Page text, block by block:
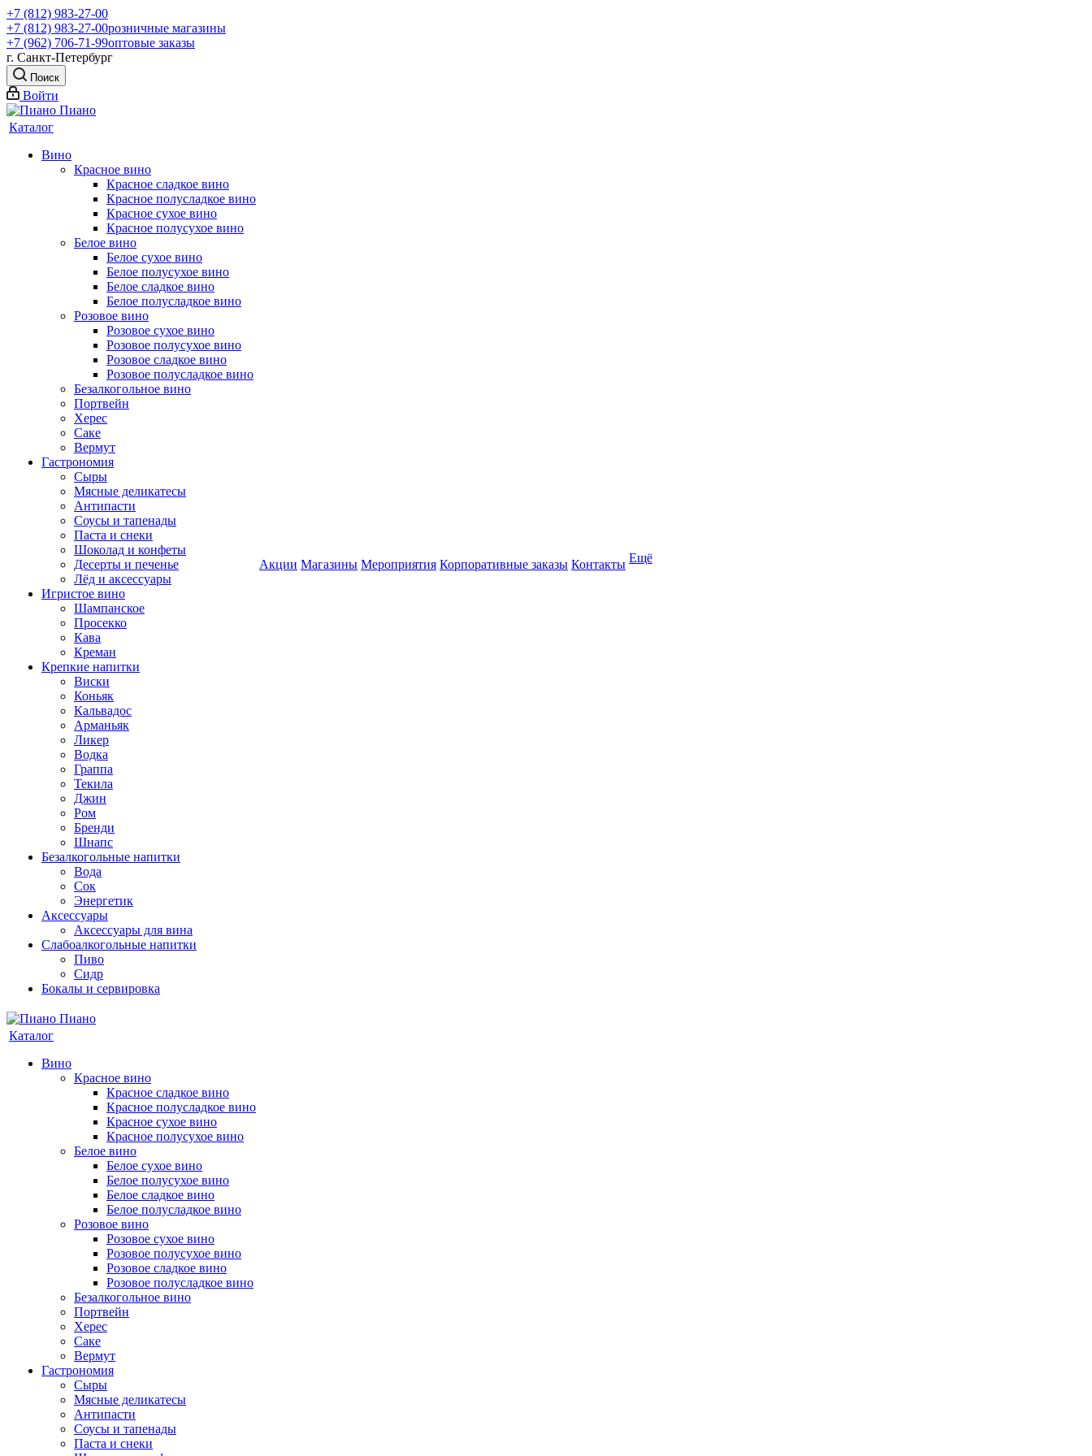
+7 (812) 983-27-00
+7 (812) 983-27-00розничные магазины
+7 (962) 706-71-99оптовые заказы
г. Санкт-Петербург
Поиск
Войти
Каталог
Вино
Красное вино
Красное сладкое вино
Красное полусладкое вино
Красное сухое вино
Красное полусухое вино
Белое вино
Белое сухое вино
Белое полусухое вино
Белое сладкое вино
Белое полусладкое вино
Розовое вино
Розовое сухое вино
Розовое полусухое вино
Розовое сладкое вино
Розовое полусладкое вино
Безалкогольное вино
Портвейн
Херес
Саке
Вермут
Гастрономия
Сыры
Мясные деликатесы
Антипасти
Соусы и тапенады
Паста и снеки
Шоколад и конфеты
Десерты и печенье
Лёд и аксессуары
Игристое вино
Шампанское
Просекко
Кава
Креман
Крепкие напитки
Виски
Коньяк
Кальвадос
Арманьяк
Ликер
Водка
Граппа
Текила
Джин
Ром
Бренди
Шнапс
Безалкогольные напитки
Вода
Сок
Энергетик
Аксессуары
Аксессуары для вина
Слабоалкогольные напитки
Пиво
Сидр
Бокалы и сервировка
Акции Магазины Мероприятия Корпоративные заказы Контакты Ещё
Каталог
Вино
Красное вино
Красное сладкое вино
Красное полусладкое вино
Красное сухое вино
Красное полусухое вино
Белое вино
Белое сухое вино
Белое полусухое вино
Белое сладкое вино
Белое полусладкое вино
Розовое вино
Розовое сухое вино
Розовое полусухое вино
Розовое сладкое вино
Розовое полусладкое вино
Безалкогольное вино
Портвейн
Херес
Саке
Вермут
Гастрономия
Сыры
Мясные деликатесы
Антипасти
Соусы и тапенады
Паста и снеки